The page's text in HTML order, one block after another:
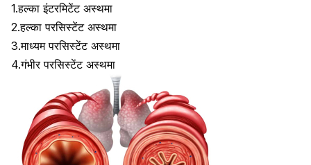
1.हल्का इंटरमिटेंट अस्थमा
2.हल्का परसिस्टेंट अस्थमा
3.माध्यम परसिस्टेंट अस्थमा
4.गंभीर परसिस्टेंट अस्थमा